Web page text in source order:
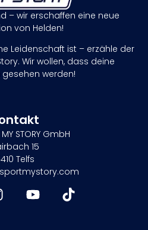
– wir erschaffen eine neue
von Helden!
Leidenschaft ist – erzähle der
Wir wollen, dass deine
gesehen werden!
MY STORY GmbH
15
Telfs